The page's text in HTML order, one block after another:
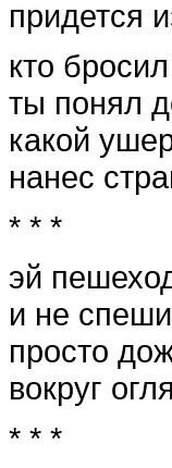
придется
кто
ты понял
какой
нанес
* * *
эй
и не
просто
вокруг
* * *